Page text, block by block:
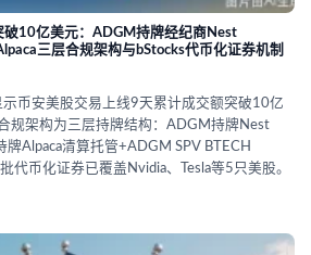
破10亿美元：ADGM持牌经纪商Nest
三层合规架构与bStocks代币化证券机制
示币安美股交易上线9天累计成交额突破10亿
规架构为三层持牌结构：ADGM持牌Nest
牌Alpaca清算托管+ADGM SPV BTECH
代币化证券已覆盖Nvidia、Tesla等5只美股。